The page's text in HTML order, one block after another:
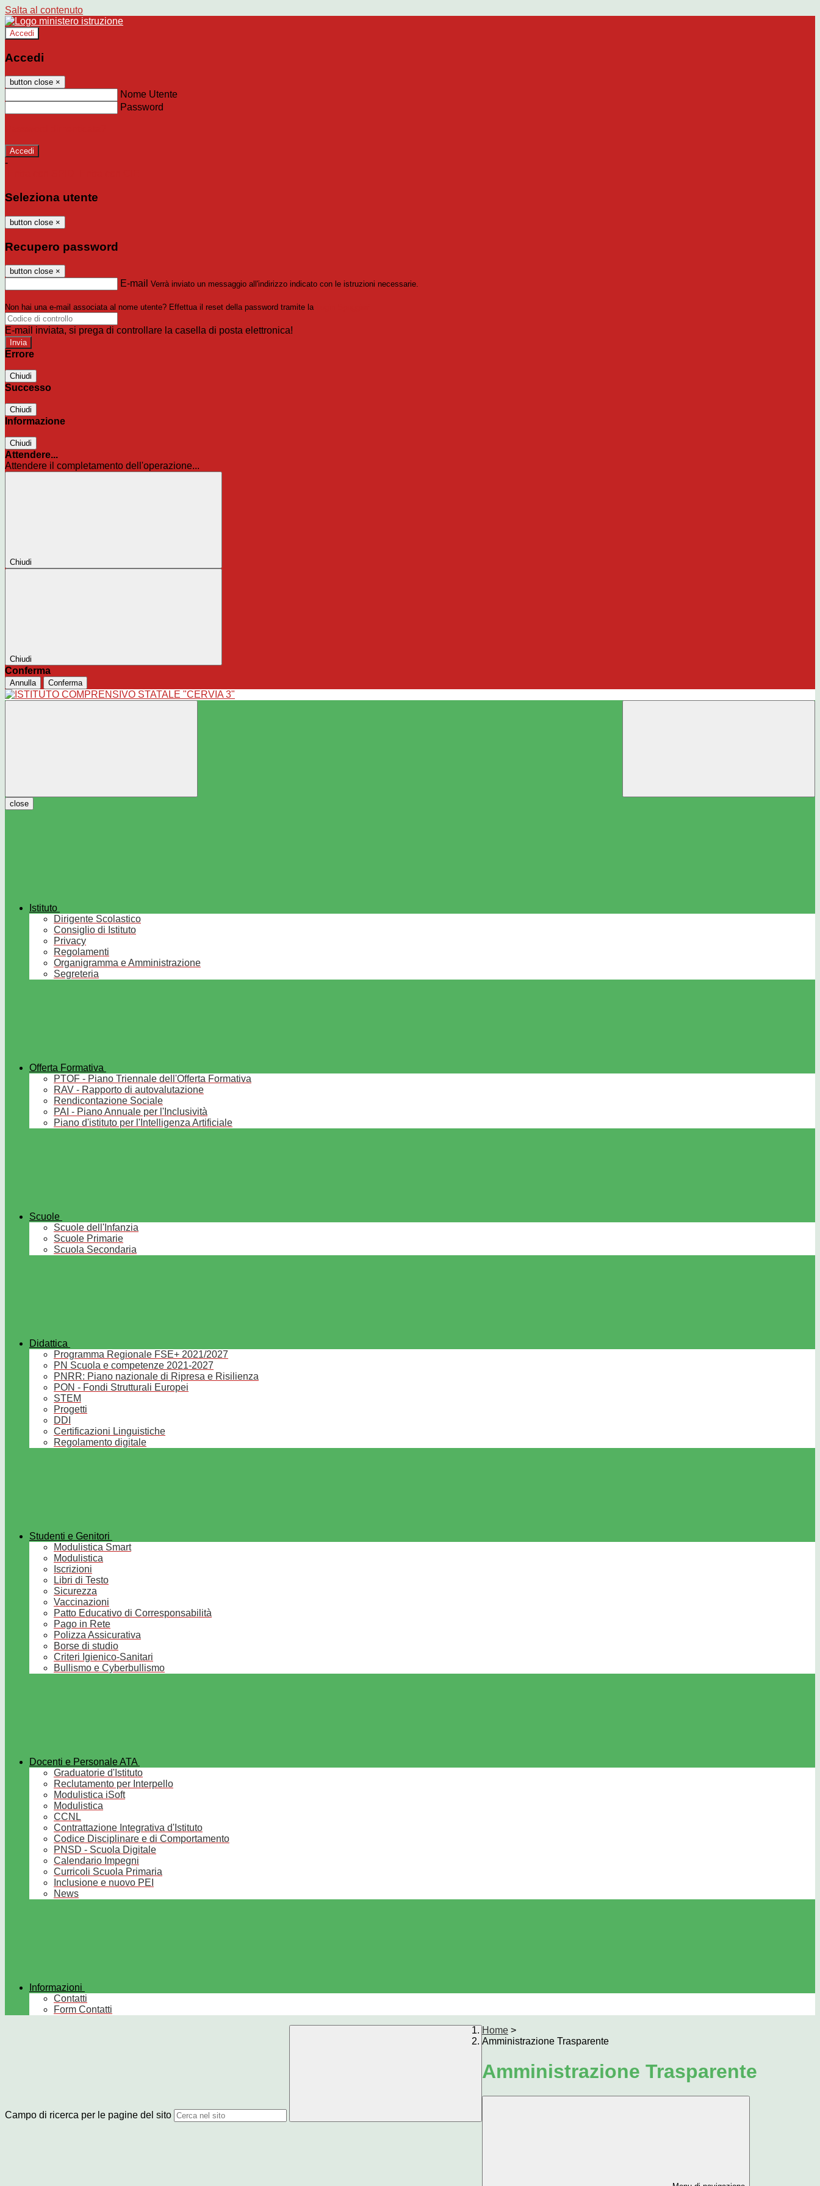
Salta al contenuto
Accedi
Accedi
button close ×
Nome Utente
Password
-
Seleziona utente
button close ×
Recupero password
button close ×
E-mail Verrà inviato un messaggio all'indirizzo indicato con le istruzioni necessarie.
Non hai una e-mail associata al nome utente? Effettua il reset della password tramite la
E-mail inviata, si prega di controllare la casella di posta elettronica!
Errore
Chiudi
Successo
Chiudi
Informazione
Chiudi
Attendere...
Attendere il completamento dell'operazione...
Chiudi
Chiudi
Conferma
Annulla Conferma
close
Istituto
Dirigente Scolastico
Consiglio di Istituto
Privacy
Regolamenti
Organigramma e Amministrazione
Segreteria
Offerta Formativa
PTOF - Piano Triennale dell'Offerta Formativa
RAV - Rapporto di autovalutazione
Rendicontazione Sociale
PAI - Piano Annuale per l'Inclusività
Piano d'istituto per l'Intelligenza Artificiale
Scuole
Scuole dell'Infanzia
Scuole Primarie
Scuola Secondaria
Didattica
Programma Regionale FSE+ 2021/2027
PN Scuola e competenze 2021-2027
PNRR: Piano nazionale di Ripresa e Risilienza
PON - Fondi Strutturali Europei
STEM
Progetti
DDI
Certificazioni Linguistiche
Regolamento digitale
Studenti e Genitori
Modulistica Smart
Modulistica
Iscrizioni
Libri di Testo
Sicurezza
Vaccinazioni
Patto Educativo di Corresponsabilità
Pago in Rete
Polizza Assicurativa
Borse di studio
Criteri Igienico-Sanitari
Bullismo e Cyberbullismo
Docenti e Personale ATA
Graduatorie d'Istituto
Reclutamento per Interpello
Modulistica iSoft
Modulistica
CCNL
Contrattazione Integrativa d'Istituto
Codice Disciplinare e di Comportamento
PNSD - Scuola Digitale
Calendario Impegni
Curricoli Scuola Primaria
Inclusione e nuovo PEI
News
Informazioni
Contatti
Form Contatti
Campo di ricerca per le pagine del sito
Home >
Amministrazione Trasparente
Amministrazione Trasparente